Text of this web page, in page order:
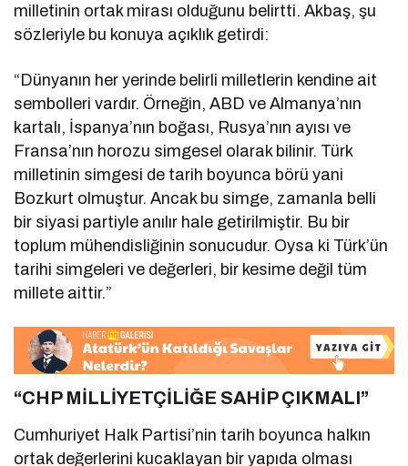
milletinin ortak mirası olduğunu belirtti. Akbaş, şu
sözleriyle bu konuya açıklık getirdi:
“Dünyanın her yerinde belirli milletlerin kendine ait
sembolleri vardır. Örneğin, ABD ve Almanya’nın
kartalı, İspanya’nın boğası, Rusya’nın ayısı ve
Fransa’nın horozu simgesel olarak bilinir. Türk
milletinin simgesi de tarih boyunca börü yani
Bozkurt olmuştur. Ancak bu simge, zamanla belli
bir siyasi partiyle anılır hale getirilmiştir. Bu bir
toplum mühendisliğinin sonucudur. Oysa ki Türk’ün
tarihi simgeleri ve değerleri, bir kesime değil tüm
millete aittir.”
“CHP MİLLİYETÇİLİĞE SAHİP ÇIKMALI”
Cumhuriyet Halk Partisi’nin tarih boyunca halkın
ortak değerlerini kucaklayan bir yapıda olması